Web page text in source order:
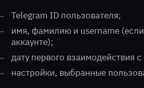
Telegram ID пользователя;
имя, фамилию и username
аккаунте);
дату первого взаимодействия
настройки, выбранные